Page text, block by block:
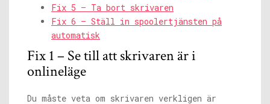
Fix 5 – Ta bort skrivaren
Fix 6 – Ställ in spoolertjänsten på
automatisk
Fix 1 – Se till att skrivaren är i
onlineläge
Du måste veta om skrivaren verkligen är